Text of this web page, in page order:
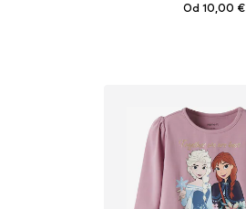
Od 10,00 €